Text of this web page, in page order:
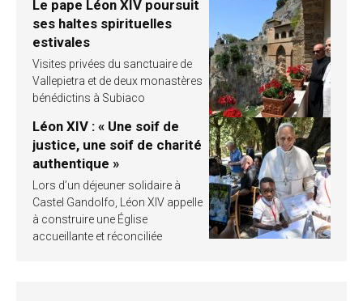
Le pape Léon XIV poursuit
ses haltes spirituelles
estivales
Visites privées du sanctuaire de
Vallepietra et de deux monastères
bénédictins à Subiaco
Léon XIV : « Une soif de
justice, une soif de charité
authentique »
Lors d’un déjeuner solidaire à
Castel Gandolfo, Léon XIV appelle
à construire une Église
accueillante et réconciliée